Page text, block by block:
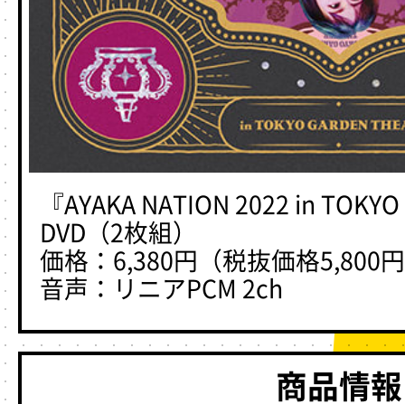
『AYAKA NATION 2022 in
DVD（2枚組）
価格：6,380円（税抜価格5,800
音声：リニアPCM 2ch
商品情報